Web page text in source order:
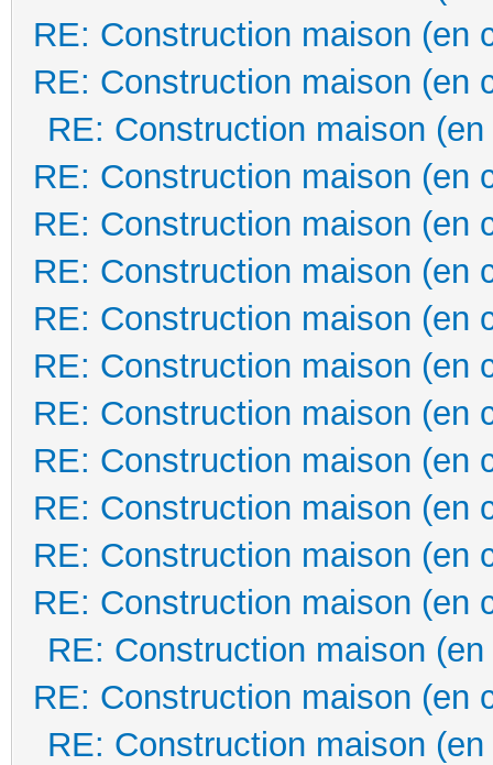
RE: Construction maison (en
RE: Construction maison (en
RE: Construction maison
RE: Construction maison (en
RE: Construction maison (en
RE: Construction maison (en
RE: Construction maison (en
RE: Construction maison (en
RE: Construction maison (en
RE: Construction maison (en
RE: Construction maison (en
RE: Construction maison (en
RE: Construction maison (en
RE: Construction maison
RE: Construction maison (en
RE: Construction maison